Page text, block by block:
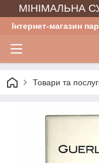
МІНІМАЛЬНА
Інтернет-магазин
Товари та